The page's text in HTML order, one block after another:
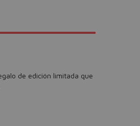
de edición limitada que